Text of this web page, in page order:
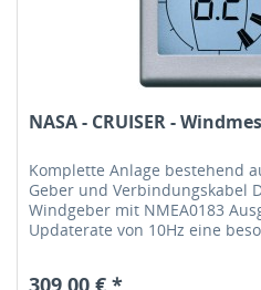
NASA - CRUISER -
Komplette Anlage bestehend
Geber und Verbindungskabel
Windgeber mit NMEA0183
Updaterate von 10Hz eine